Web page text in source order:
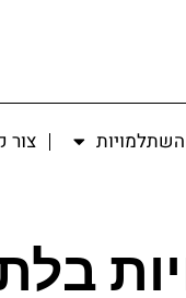
השתלמויות צור